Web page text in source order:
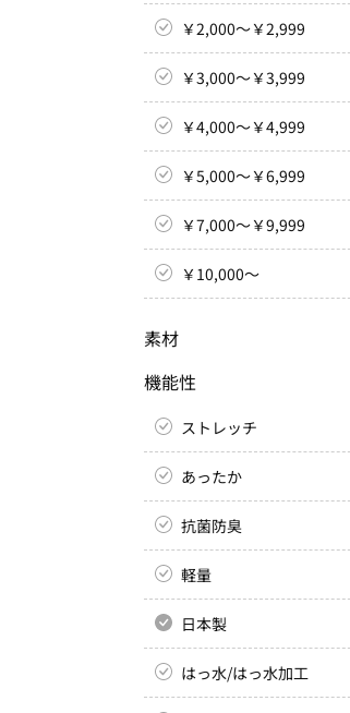
￥2,000～￥2,999
￥3,000～￥3,999
￥4,000～￥4,999
￥5,000～￥6,999
￥7,000～￥9,999
￥10,000～
素材
機能性
ストレッチ
あったか
抗菌防臭
軽量
日本製
はっ水/はっ水加工